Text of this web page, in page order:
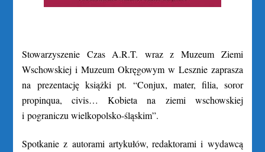
Stowarzyszenie Czas A.R.T. wraz z Muzeum Ziemi
Wschowskiej i Muzeum Okręgowym w Lesznie zaprasza
na prezentację książki pt. “Conjux, mater, filia, soror
propinqua, civis… Kobieta na ziemi wschowskiej
i pograniczu wielkopolsko-śląskim”.
Spotkanie z autorami artykułów, redaktorami i wydawcą